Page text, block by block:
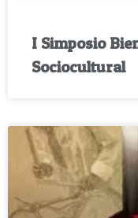
I Simposio
Sociocultural